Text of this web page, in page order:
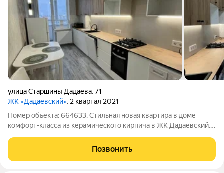
улица Старшины Дадаева,71
ЖК «Дадаевский», 2 квартал 2021
Номер объекта: 664633. Стильная новая квартира в доме
комфорт-класса из керамического кирпича в ЖК Дадаевский.
современном стиле. Вся мебель и техника остается новому
собственнику. Все новое. В
Позвонить